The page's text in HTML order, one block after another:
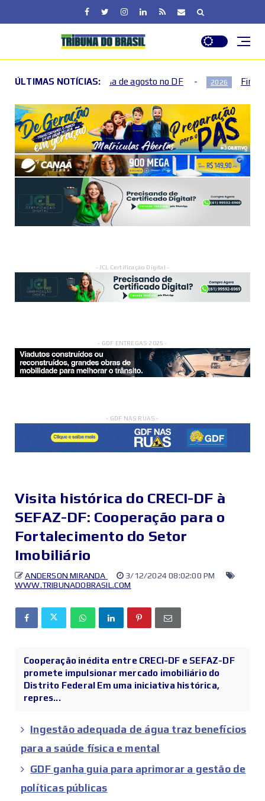
ÚLTIMAS NOTÍCIAS:
de agosto no DF 2026 Fim de semana terá
- JCL Certificação Digital -
- GDF ENTREGAS 2025 -
- GDF NAS RUAS -
Visita histórica do CRECI-DF à
SEFAZ-DF: Cooperação para o
Fortalecimento do Setor
Imobiliário
ANDERSON MIRANDA
3/12/2024 08:02:00 PM
WWW.TRIBUNADOBRASIL.COM
Cooperação inédita entre CRECI-DF e SEFAZ-DF
promete impulsionar mercado imobiliário do
Distrito Federal Em uma iniciativa histórica,
repres...
Ingestão adequada de água traz benefícios
para a saúde física e mental
GDF ganha guia para aprimorar a gestão de
políticas públicas